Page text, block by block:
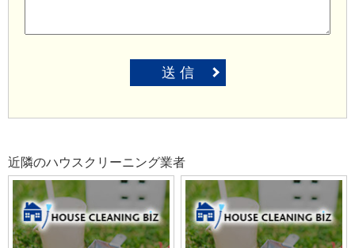
送 信
近隣のハウスクリーニング業者